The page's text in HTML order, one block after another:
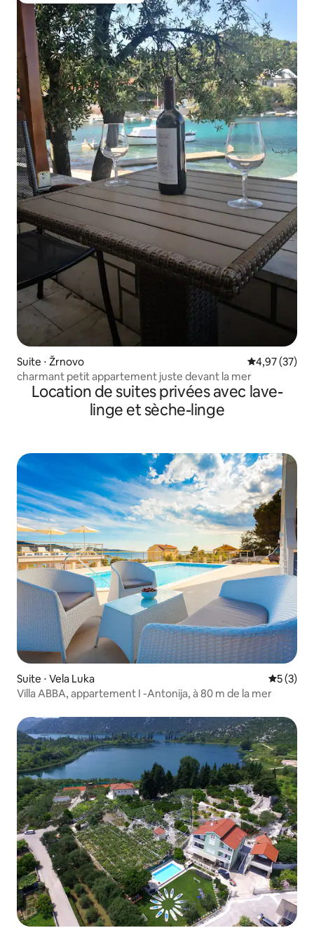
Suite ⋅ Žrnovo Évaluation
4,97 (37)
charmant petit appartement juste devant la mer
Location de suites privées avec lave-
linge et sèche-linge
Suite ⋅ Vela Luka
5 (3)
Villa ABBA, appartement I -Antonija, à 80 m de la mer